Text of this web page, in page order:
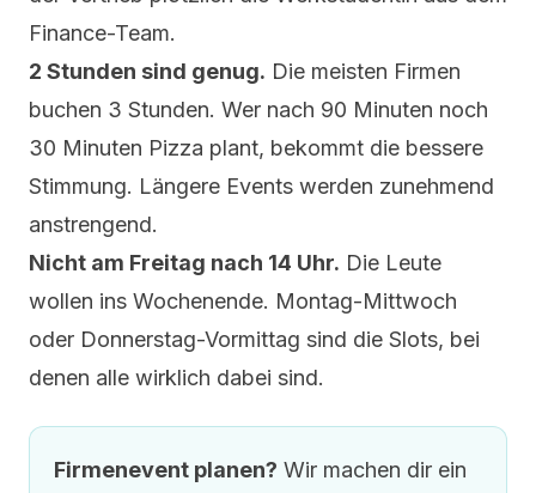
Finance-Team.
2 Stunden sind genug. Die meisten Firmen
buchen 3 Stunden. Wer nach 90 Minuten noch
30 Minuten Pizza plant, bekommt die bessere
Stimmung. Längere Events werden zunehmend
anstrengend.
Nicht am Freitag nach 14 Uhr. Die Leute
wollen ins Wochenende. Montag-Mittwoch
oder Donnerstag-Vormittag sind die Slots, bei
denen alle wirklich dabei sind.
Firmenevent planen? Wir machen dir ein